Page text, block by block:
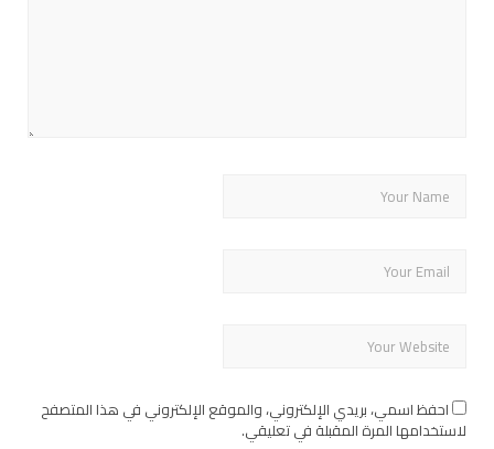
احفظ اسمي، بريدي الإلكتروني، والموقع الإلكتروني في هذا المتصفح
لاستخدامها المرة المقبلة في تعليقي.